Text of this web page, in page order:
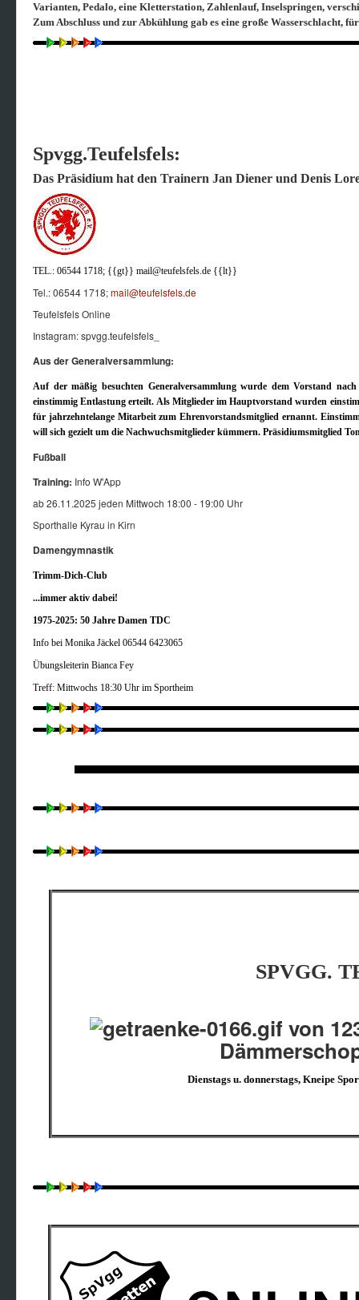
Varianten, Pedalo, eine Kletterstation, Zahlenlauf, Inselspringen,
Zum Abschluss und zur Abkühlung gab es eine große Wasserschlacht,
Spvgg.Teufelsfels:
Das Präsidium hat den Trainern Jan Diener und Denis
TEL.: 06544 1718; {{gt}} mail@teufelsfels.de {{lt}}
Tel.: 06544 1718;mail@teufelsfels.de
Teufelsfels Online
Instagram: spvgg.teufelsfels_
Aus der Generalversammlung:
Auf der mäßig besuchten Generalversammlung wurde dem Vorstand
einstimmig Entlastung erteilt. Als Mitglieder im Hauptvorstand wurden
für jahrzehntelange Mitarbeit zum Ehrenvorstandsmitglied ernannt.
will sich gezielt um die Nachwuchsmitglieder kümmern. Präsidiumsmitglied
Fußball
Training: Info W'App
ab 26.11.2025 jeden Mittwoch 18:00 - 19:00 Uhr
Sporthalle Kyrau in Kirn
Damengymnastik
Trimm-Dich-Club
...immer aktiv dabei!
1975-2025: 50 Jahre Damen TDC
Info bei Monika Jäckel 06544 6423065
Übungsleiterin Bianca Fey
Treff: Mittwochs 18:30 Uhr im Sportheim
SPVGG.
Dienstags u. donnerstags, Kneipe